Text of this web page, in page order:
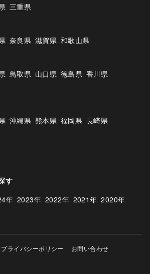
三重県
奈良県 滋賀県 和歌山県
鳥取県 山口県 徳島県 香川県
沖縄県 熊本県 福岡県 長崎県
す
年 2023年 2022年 2021年 2020年
プライバシーポリシー お問い合わせ